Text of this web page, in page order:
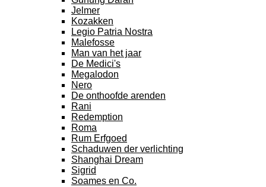
Jelmer
Kozakken
Legio Patria Nostra
Malefosse
Man van het jaar
De Medici's
Megalodon
Nero
De onthoofde arenden
Rani
Redemption
Roma
Rum Erfgoed
Schaduwen der verlichting
Shanghai Dream
Sigrid
Soames en Co.